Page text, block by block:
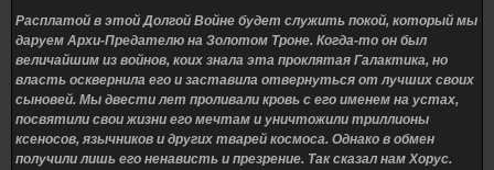
Расплатой в этой Долгой Войне будет служить покой, который мы
даруем Архи-Предателю на Золотом Троне. Когда-то он был
величайшим из войнов, коих знала эта проклятая Галактика, но
власть осквернила его и заставила отвернуться от лучших своих
сыновей. Мы двести лет проливали кровь с его именем на устах,
посвятили свои жизни его мечтам и уничтожили триллионы
ксеносов, язычников и других тварей космоса. Однако в обмен
получили лишь его ненависть и презрение. Так сказал нам Хорус.